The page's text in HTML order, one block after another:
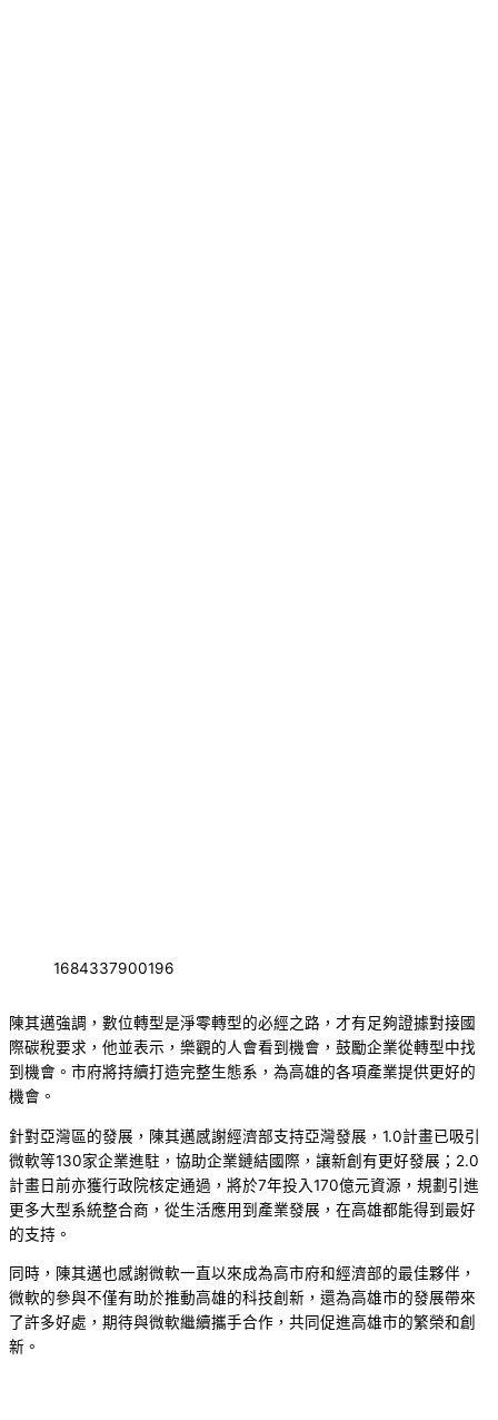
1684337900196
陳其邁強調，數位轉型是淨零轉型的必經之路，才有足夠證據對接國
際碳稅要求，他並表示，樂觀的人會看到機會，鼓勵企業從轉型中找
到機會。市府將持續打造完整生態系，為高雄的各項產業提供更好的
機會。
針對亞灣區的發展，陳其邁感謝經濟部支持亞灣發展，1.0計畫已吸引
微軟等130家企業進駐，協助企業鏈結國際，讓新創有更好發展；2.0
計畫日前亦獲行政院核定通過，將於7年投入170億元資源，規劃引進
更多大型系統整合商，從生活應用到產業發展，在高雄都能得到最好
的支持。
同時，陳其邁也感謝微軟一直以來成為高市府和經濟部的最佳夥伴，
微軟的參與不僅有助於推動高雄的科技創新，還為高雄市的發展帶來
了許多好處，期待與微軟繼續攜手合作，共同促進高雄市的繁榮和創
新。